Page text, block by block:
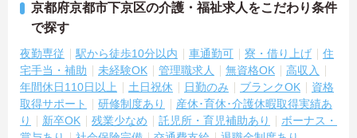
京都府京都市下京区の介護・福祉求人をこだわり条件
で探す
夜勤専従 駅から徒歩10分以内 車通勤可 寮・借り上げ
住
宅手当・補助
未経験OK 管理職求人 無資格OK
高収入
年間休日110日以上
土日祝休 日勤のみ ブランクOK
資格
取得サポート
研修制度あり
産休･育休･介護休暇取得実績あ
り
新卒OK 残業少なめ 託児所・育児補助あり
ボーナス・